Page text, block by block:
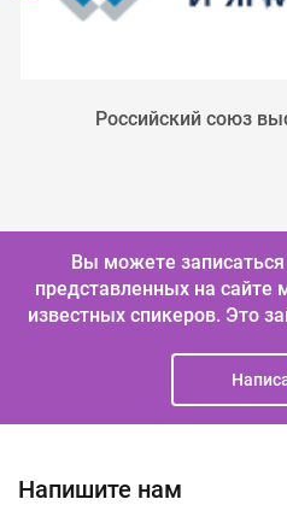
Российский союз
Вы можете
представленных на сайте
известных спикеров. Это
Напишите нам